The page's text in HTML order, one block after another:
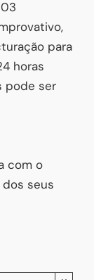
para
horas
pode ser
com o
seus